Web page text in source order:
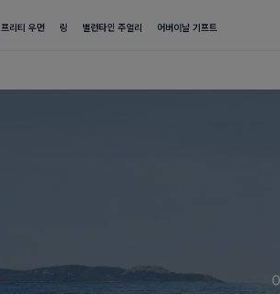
프리티 우먼 링 밸런타인 주얼리 어버이날 기프트